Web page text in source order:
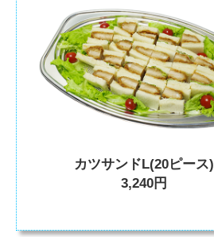
カツサンドL(20ピース)
3,240円